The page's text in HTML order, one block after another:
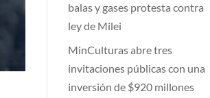
balas y gases protesta contra
ley de Milei
MinCulturas abre tres
invitaciones públicas con una
inversión de $920 millones